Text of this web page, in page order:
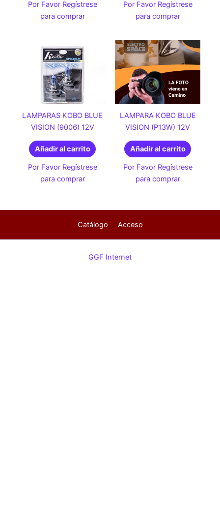
Por Favor Regístrese
para comprar
Por Favor Regístrese
para comprar
LAMPARAS KOBO BLUE
VISION (9006) 12V
Añadir al carrito
Por Favor Regístrese
para comprar
LAMPARA KOBO BLUE
VISION (P13W) 12V
Añadir al carrito
Por Favor Regístrese
para comprar
Catálogo Acceso
GGF Internet